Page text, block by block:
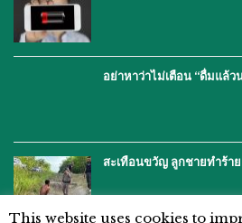
อย่าหาว่าไม่เตือน “ดื่มแล้
สะเทือนขวัญ ลูกชายทำร้
This website uses cookies to